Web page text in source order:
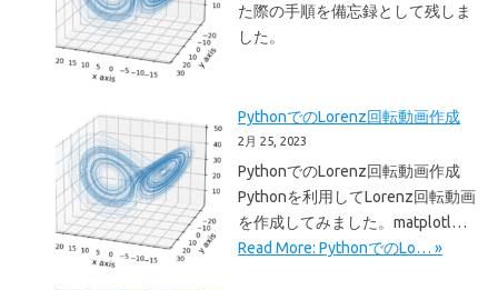
た際の手順を備忘録として残しま
した。
PythonでのLorenz回転動画作成
2月 25, 2023
PythonでのLorenz回転動画作成
Pythonを利用してLorenz回転動画
を作成してみました。matplotl…
Read More: PythonでのLo… »